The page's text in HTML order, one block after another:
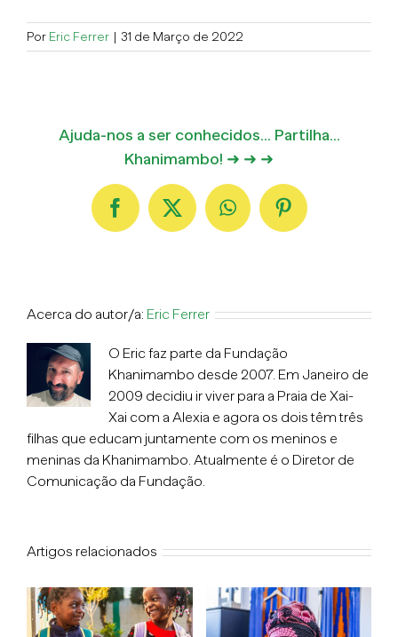
Por Eric Ferrer | 31 de Março de 2022
Ajuda-nos a ser conhecidos... Partilha...
Khanimambo! ➜ ➜ ➜
Facebook
X WhatsAppPinterest
Acerca do autor/a: Eric Ferrer
O Eric faz parte da Fundação
Khanimambo desde 2007. Em Janeiro de
2009 decidiu ir viver para a Praia de Xai-
Xai com a Alexia e agora os dois têm três
filhas que educam juntamente com os meninos e
meninas da Khanimambo. Atualmente é o Diretor de
Comunicação da Fundação.
Artigos relacionados